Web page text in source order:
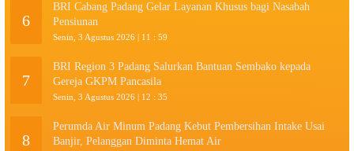
6
BRI Cabang Padang Gelar Layanan Khusus bagi Nasabah
Pensiunan
Senin, 3 Agustus 2026 | 11 : 59
7
BRI Region 3 Padang Salurkan Bantuan Sembako kepada
Gereja GKPM Pancasila
Senin, 3 Agustus 2026 | 12 : 35
8
Perumda Air Minum Padang Kebut Pembersihan Intake Usai
Banjir, Pelanggan Diminta Hemat Air